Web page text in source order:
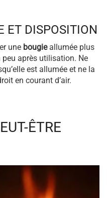
ET DISPOSITION
une bougieallumée plus
peu après utilisation. Ne
est allumée et ne la
en courant d’air.
ÊTRE